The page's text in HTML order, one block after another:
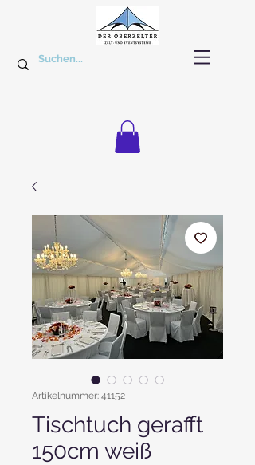
Artikelnummer: 41152
Tischtuch gerafft
150cm weiß